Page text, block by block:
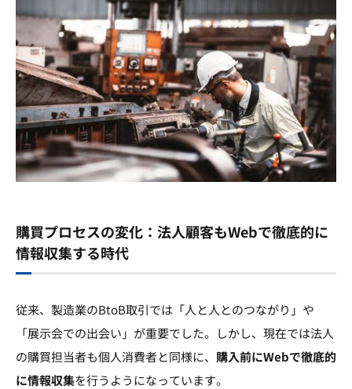
購買プロセスの変化：法人顧客もWebで徹底的に
情報収集する時代
従来、製造業のBtoB取引では「人と人とのつながり」や
「展示会での出会い」が重要でした。しかし、現在では法人
の購買担当者も個人消費者と同様に、 購入前にWebで徹底的
に情報収集を行うようになっています。